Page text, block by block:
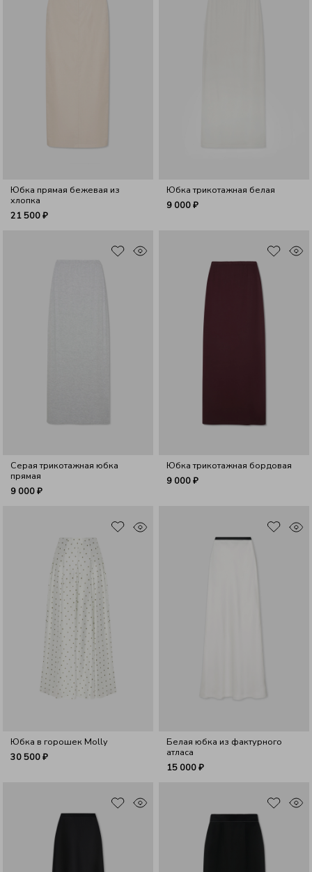
Юбка прямая бежевая из
хлопка
21 500 ₽
Юбка трикотажная белая
9 000 ₽
Серая трикотажная юбка
прямая
9 000 ₽
Юбка трикотажная бордовая
9 000 ₽
Юбка в горошек Molly
30 500 ₽
Белая юбка из фактурного
атласа
15 000 ₽